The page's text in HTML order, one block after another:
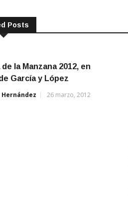
Posts
la Manzana 2012, en
García y López
26 marzo, 2012